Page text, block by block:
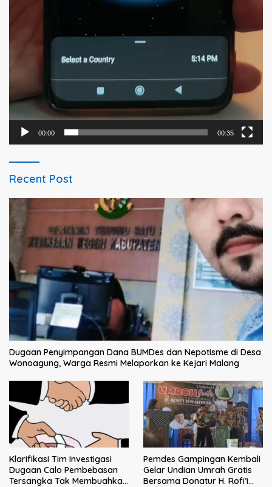
00:00 00:35
Recent Post
Dugaan Penyimpangan Dana BUMDes dan Nepotisme di Desa
Wonoagung, Warga Resmi Melaporkan ke Kejari Malang
Klarifikasi Tim Investigasi
Dugaan Calo Pembebasan
Tersangka Tak Membuahkan
Pemdes Gampingan Kembali
Gelar Undian Umrah Gratis
Bersama Donatur H. Rofi’i